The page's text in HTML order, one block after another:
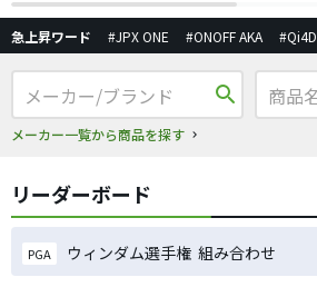
急上昇ワード #JPX ONE #ONOFF AKA #Qi4D
search
メーカー一覧から商品を探す
リーダーボード
PGA ウィンダム選手権 組み合わせ